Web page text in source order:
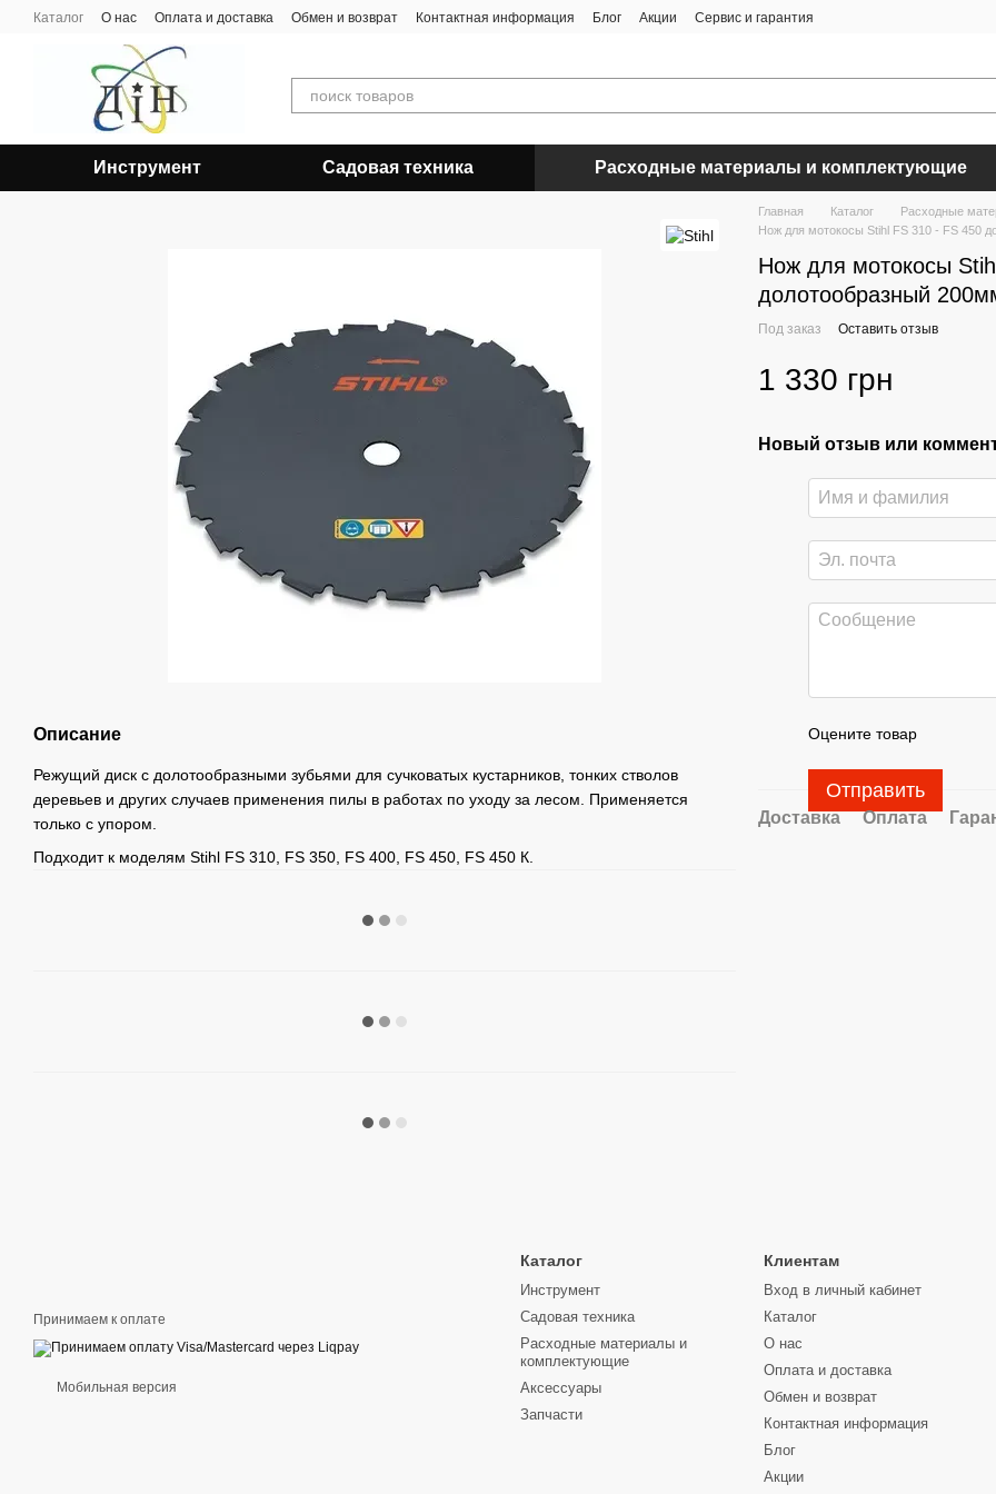
Перейти к основному контенту
Каталог О нас Оплата и доставка Обмен и возврат Контактная информация Блог Акции Сервис и гарантия
Инструмент Садовая техника Расходные материалы и комплектующие
Описание
Режущий диск с долотообразными зубьями для сучковатых кустарников, тонких стволов
деревьев и других случаев применения пилы в работах по уходу за лесом. Применяется
только с упором.
Подходит к моделям Stihl FS 310, FS 350, FS 400, FS 450, FS 450 К.
Главная Каталог
Расходные
Нож для мотокосы Stihl FS 310 - FS 450
Нож для мотокосы
долотообразный
Под заказ Оставить отзыв
1 330 грн
Новый отзыв или
Оцените товар
Отправить
Доставка Оплата
Принимаем к оплате
Мобильная версия
Каталог
Инструмент
Садовая техника
Расходные материалы и
комплектующие
Аксессуары
Запчасти
Клиентам
Вход в личный кабинет
Каталог
О нас
Оплата и доставка
Обмен и возврат
Контактная информация
Блог
Акции